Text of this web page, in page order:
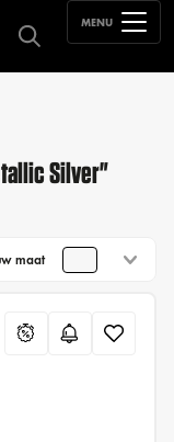
MENU
Silver"
maat